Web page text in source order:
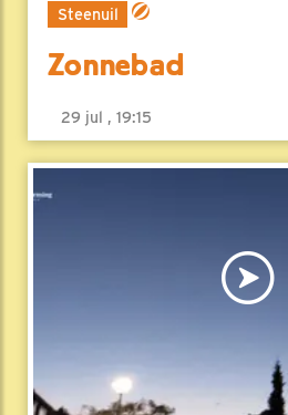
Steenuil
Zonnebad
29 jul , 19:15